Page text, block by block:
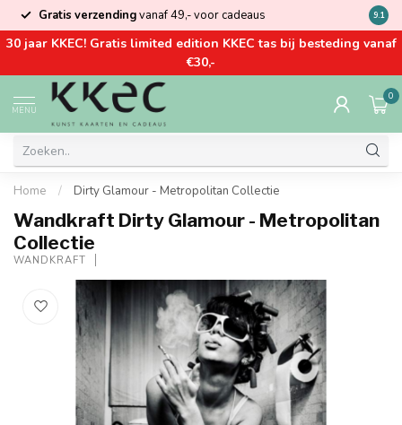
Gratis verzendingvanaf 49,- voor cadeaus Kom
9.1
30 jaar KKEC! Gratis limited edition KKEC tas bij besteding vanaf
€30,-
MENU
0
Home / Dirty Glamour - Metropolitan Collectie
Wandkraft Dirty Glamour - Metropolitan
Collectie
WANDKRAFT